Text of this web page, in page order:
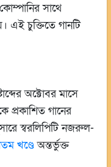
সাথে
এই চুক্তিতে গানটি
অক্টোবর মাসে
প্রকাশিত গানের
স্বরলিপিটি নজরুল-
খণ্ডেঅন্তর্ভুক্ত